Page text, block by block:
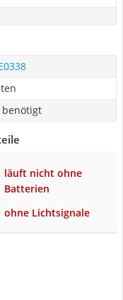
benötigt
läuft nicht ohne
Batterien
ohne Lichtsignale